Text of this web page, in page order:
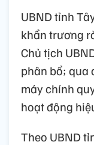
UBND tỉnh
khẩn trương
Chủ tịch
phân bổ; qua
máy chính
hoạt động
Theo UBND